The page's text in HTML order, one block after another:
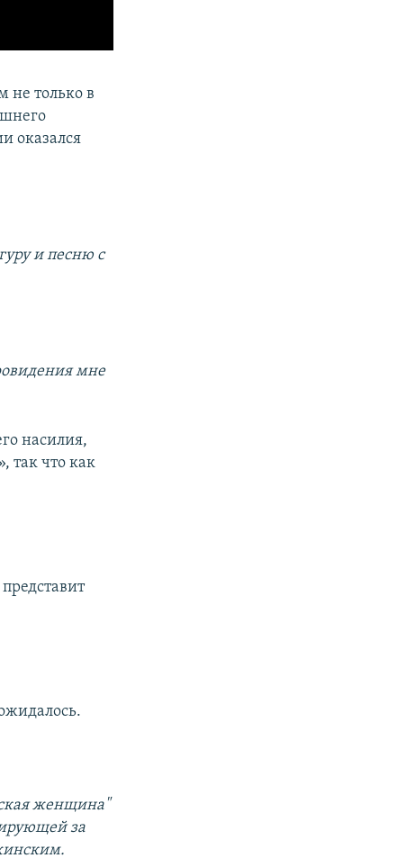
не только в
оказался
и песню с
мне
насилия,
так что как
женщина"
за